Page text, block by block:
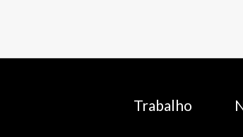
Trabalho